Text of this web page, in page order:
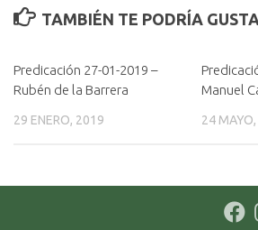
TAMBIÉN TE PODRÍA
Predicación 27-01-2019 –
Rubén de la Barrera
29 ENERO, 2019
Manuel
24